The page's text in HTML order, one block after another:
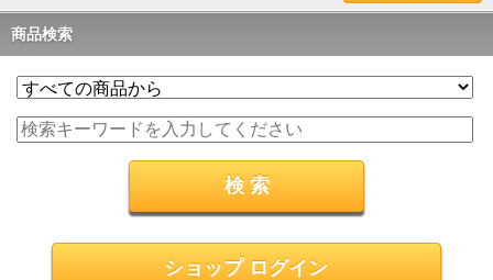
商品検索
ショップ ログイン